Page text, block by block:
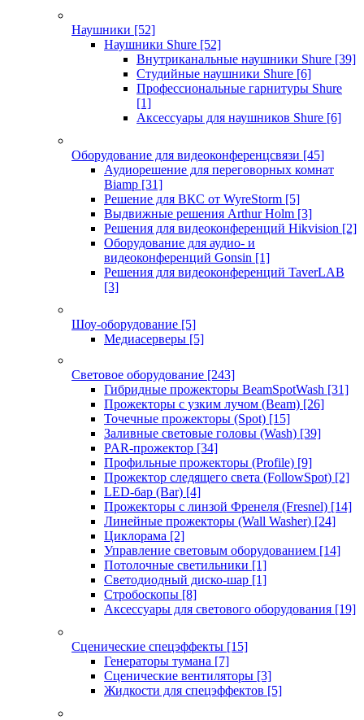
Наушники [52]
Наушники Shure [52]
Внутриканальные наушники Shure [39]
Студийные наушники Shure [6]
Профессиональные гарнитуры Shure
[1]
Аксессуары для наушников Shure [6]
Оборудование для видеоконференцсвязи [45]
Аудиорешение для переговорных комнат
Biamp [31]
Решение для ВКС от WyreStorm [5]
Выдвижные решения Arthur Holm [3]
Решения для видеоконференций Hikvision [2]
Оборудование для аудио- и
видеоконференций Gonsin [1]
Решения для видеоконференций TaverLAB
[3]
Шоу-оборудование [5]
Медиасерверы [5]
Световое оборудование [243]
Гибридные прожекторы BeamSpotWash [31]
Прожекторы с узким лучом (Beam) [26]
Точечные прожекторы (Spot) [15]
Заливные световые головы (Wash) [39]
PAR-прожектор [34]
Профильные прожекторы (Profile) [9]
Прожектор следящего света (FollowSpot) [2]
LED-бар (Bar) [4]
Прожекторы с линзой Френеля (Fresnel) [14]
Линейные прожекторы (Wall Washer) [24]
Циклорама [2]
Управление световым оборудованием [14]
Потолочные светильники [1]
Светодиодный диско-шар [1]
Стробоскопы [8]
Аксессуары для светового оборудования [19]
Сценические спецэффекты [15]
Генераторы тумана [7]
Сценические вентиляторы [3]
Жидкости для спецэффектов [5]